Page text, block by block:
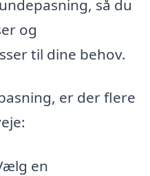
så du
og
til dine behov.
er der flere
en